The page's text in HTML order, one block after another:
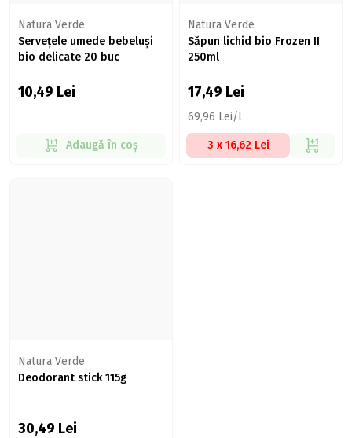
Natura Verde
Servețele umede bebeluși
bio delicate 20 buc
10,49 Lei
Adaugă în coș
Natura Verde
Săpun lichid bio Frozen II
250ml
17,49 Lei
69,96 Lei/l
3 x 16,62 Lei
Natura Verde
Deodorant stick 115g
30,49 Lei